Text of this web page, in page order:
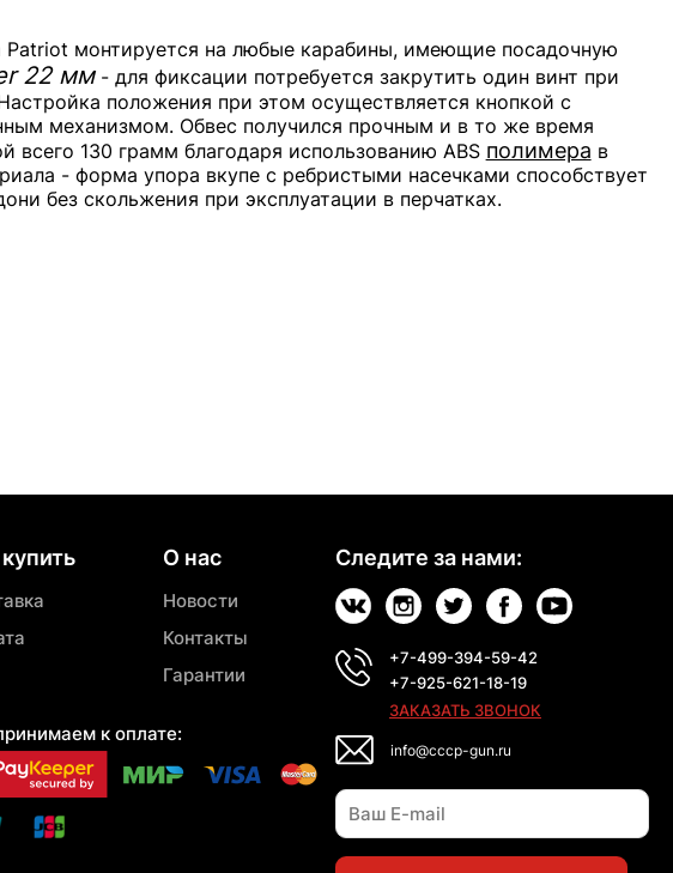
Patriot монтируется на любые карабины, имеющие посадочную
22 мм- для фиксации потребуется закрутить один винт при
положения при этом осуществляется кнопкой с
механизмом. Обвес получился прочным и в то же время
всего 130 грамм благодаря использованию ABS полимера в
- форма упора вкупе с ребристыми насечками способствует
без скольжения при эксплуатации в перчатках.
к оплате:
О нас
Новости
Контакты
Гарантии
Следите за нами:
+7-499-394-59-42
+7-925-621-18-19
ЗАКАЗАТЬ ЗВОНОК
info@cccp-gun.ru